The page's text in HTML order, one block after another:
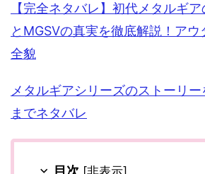
【完全ネタバレ】初代メタルギ
とMGSVの真実を徹底解説！ア
全貌
メタルギアシリーズのストーリ
までネタバレ
目次 [非表示]